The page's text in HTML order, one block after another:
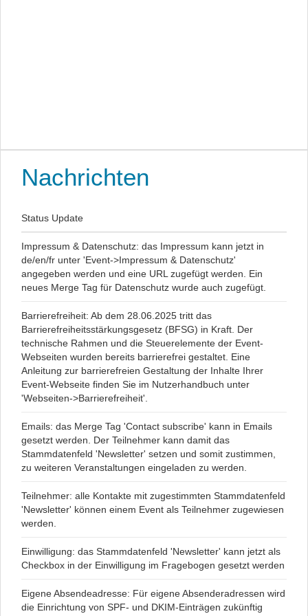
Nachrichten
Status Update
Impressum & Datenschutz: das Impressum kann jetzt in
de/en/fr unter 'Event->Impressum & Datenschutz'
angegeben werden und eine URL zugefügt werden. Ein
neues Merge Tag für Datenschutz wurde auch zugefügt.
Barrierefreiheit: Ab dem 28.06.2025 tritt das
Barrierefreiheitsstärkungsgesetz (BFSG) in Kraft. Der
technische Rahmen und die Steuerelemente der Event-
Webseiten wurden bereits barrierefrei gestaltet. Eine
Anleitung zur barrierefreien Gestaltung der Inhalte Ihrer
Event-Webseite finden Sie im Nutzerhandbuch unter
'Webseiten->Barrierefreiheit'.
Emails: das Merge Tag 'Contact subscribe' kann in Emails
gesetzt werden. Der Teilnehmer kann damit das
Stammdatenfeld 'Newsletter' setzen und somit zustimmen,
zu weiteren Veranstaltungen eingeladen zu werden.
Teilnehmer: alle Kontakte mit zugestimmten Stammdatenfeld
'Newsletter' können einem Event als Teilnehmer zugewiesen
werden.
Einwilligung: das Stammdatenfeld 'Newsletter' kann jetzt als
Checkbox in der Einwilligung im Fragebogen gesetzt werden
Eigene Absendeadresse: Für eigene Absenderadressen wird
die Einrichtung von SPF- und DKIM-Einträgen zukünftig